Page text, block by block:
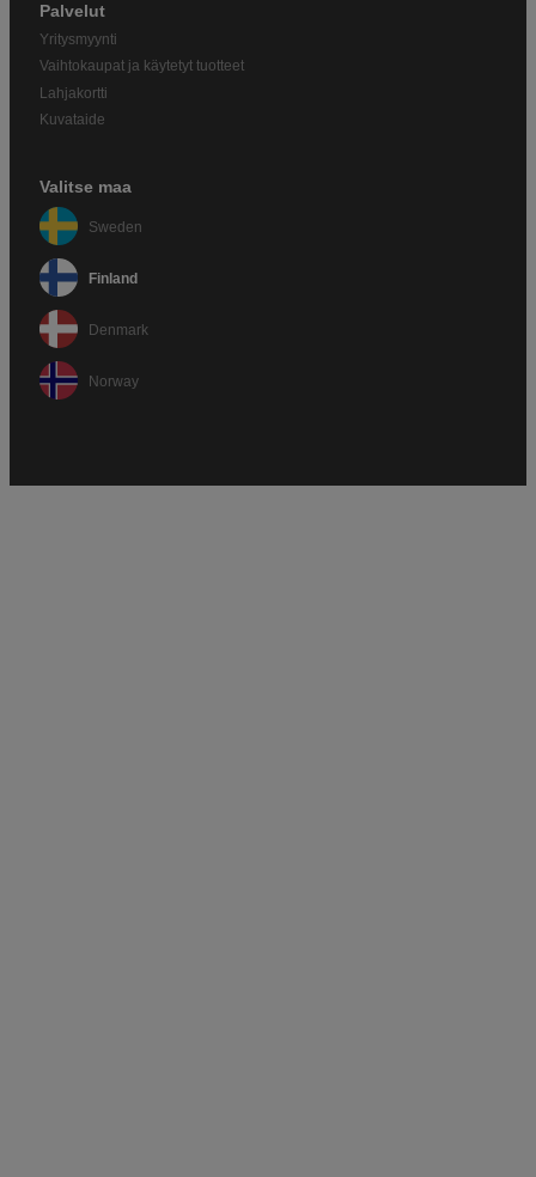
Palvelut
Yritysmyynti
Vaihtokaupat ja käytetyt tuotteet
Lahjakortti
Kuvataide
Valitse maa
Sweden
Finland
Denmark
Norway